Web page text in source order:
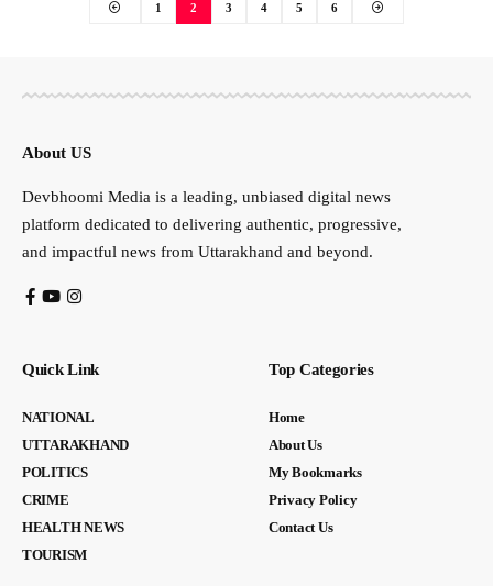
1 2 3 4 5 6
About US
Devbhoomi Media is a leading, unbiased digital news
platform dedicated to delivering authentic, progressive,
and impactful news from Uttarakhand and beyond.
Quick Link
NATIONAL
UTTARAKHAND
POLITICS
CRIME
HEALTH NEWS
TOURISM
Top Categories
Home
About Us
My Bookmarks
Privacy Policy
Contact Us